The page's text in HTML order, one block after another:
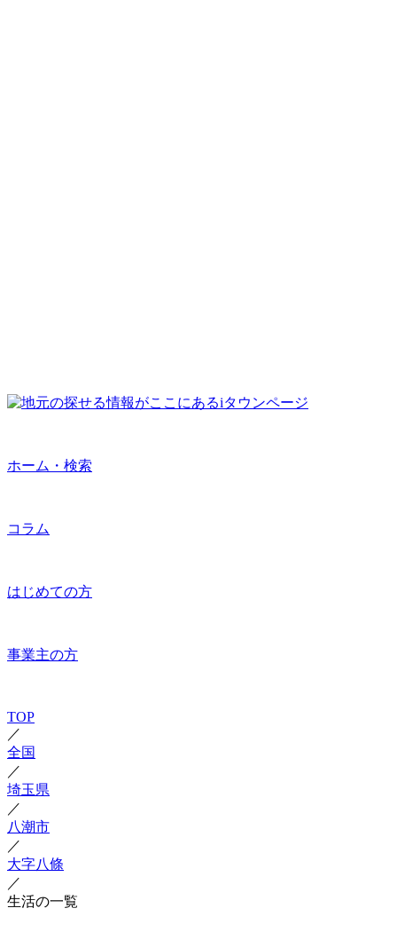
ホーム・検索
コラム
はじめての方
事業主の方
TOP
／
全国
／
埼玉県
／
八潮市
／
大字八條
／
生活の一覧